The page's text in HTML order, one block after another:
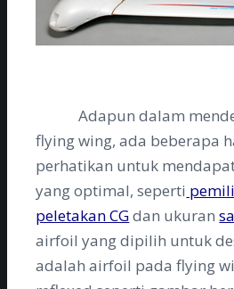
Adapun dalam
flying wing, ada beberapa
perhatikan untuk
yang optimal, seperti
peletakan CGdan ukuran
airfoil yang dipilih untuk
adalah airfoil pada flying